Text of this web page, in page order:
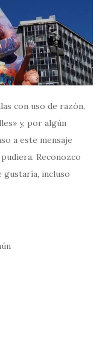
con uso de razón,
y, por algún
a este mensaje
Reconozco
gustaría, incluso